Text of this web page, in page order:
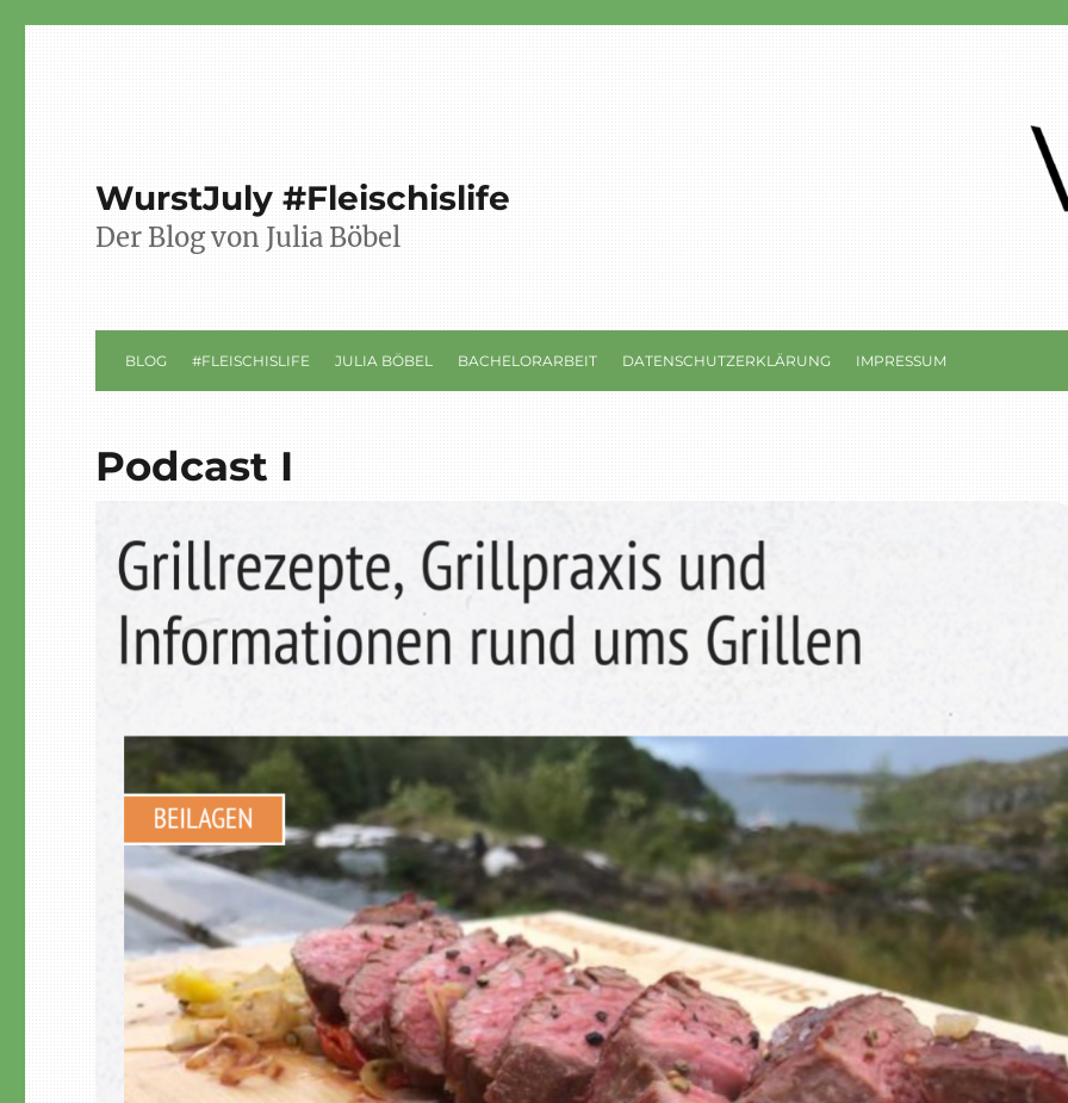
WurstJuly #Fleischislife
Der Blog von Julia Böbel
BLOG #FLEISCHISLIFE JULIA BÖBEL BACHELORARBEIT DATENSCHUTZERKLÄRUNG IMPRESSUM
Podcast I